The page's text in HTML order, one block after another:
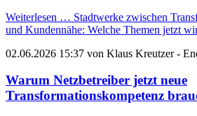
Weiterlesen … Stadtwerke zwischen
und Kundennähe: Welche Themen jetzt
02.06.2026 15:37 von Klaus Kreutzer-
Warum Netzbetreiber jetzt neue
Transformationskompetenz